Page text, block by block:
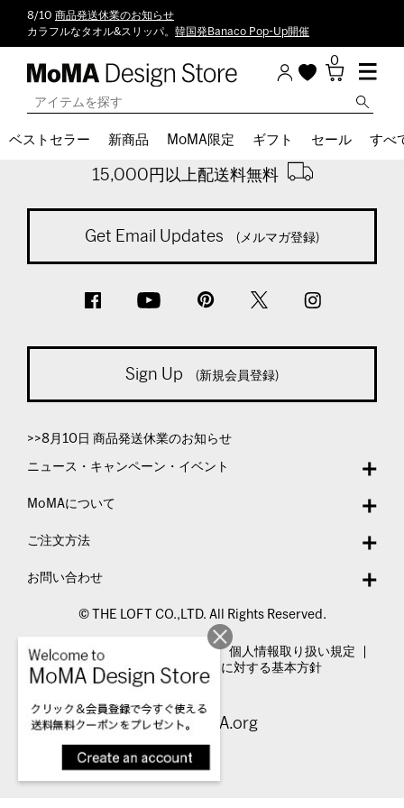
8/10 商品発送休業のお知らせ
カラフルなタオル&スリッパ。 韓国発Banaco Pop-Up開催
0
ベストセラー 新商品 MoMA限定 ギフト セール すべ
Back To Top
※通常商品税込計算時
15,000円以上配送料無料
Get Email Updates (メルマガ登録)
Sign Up (新規会員登録)
>>8月10日 商品発送休業のお知らせ
ニュース・キャンペーン・イベント
MoMAについて
ご注文方法
お問い合わせ
© THE LOFT CO.,LTD. All Rights Reserved.
特定商取引法表示
個人情報取り扱い規定
カスタマーハラスメントに対する基本方針
Visit MoMA.org